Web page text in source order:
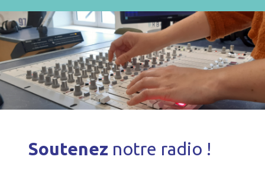
Soutenez notre radio !